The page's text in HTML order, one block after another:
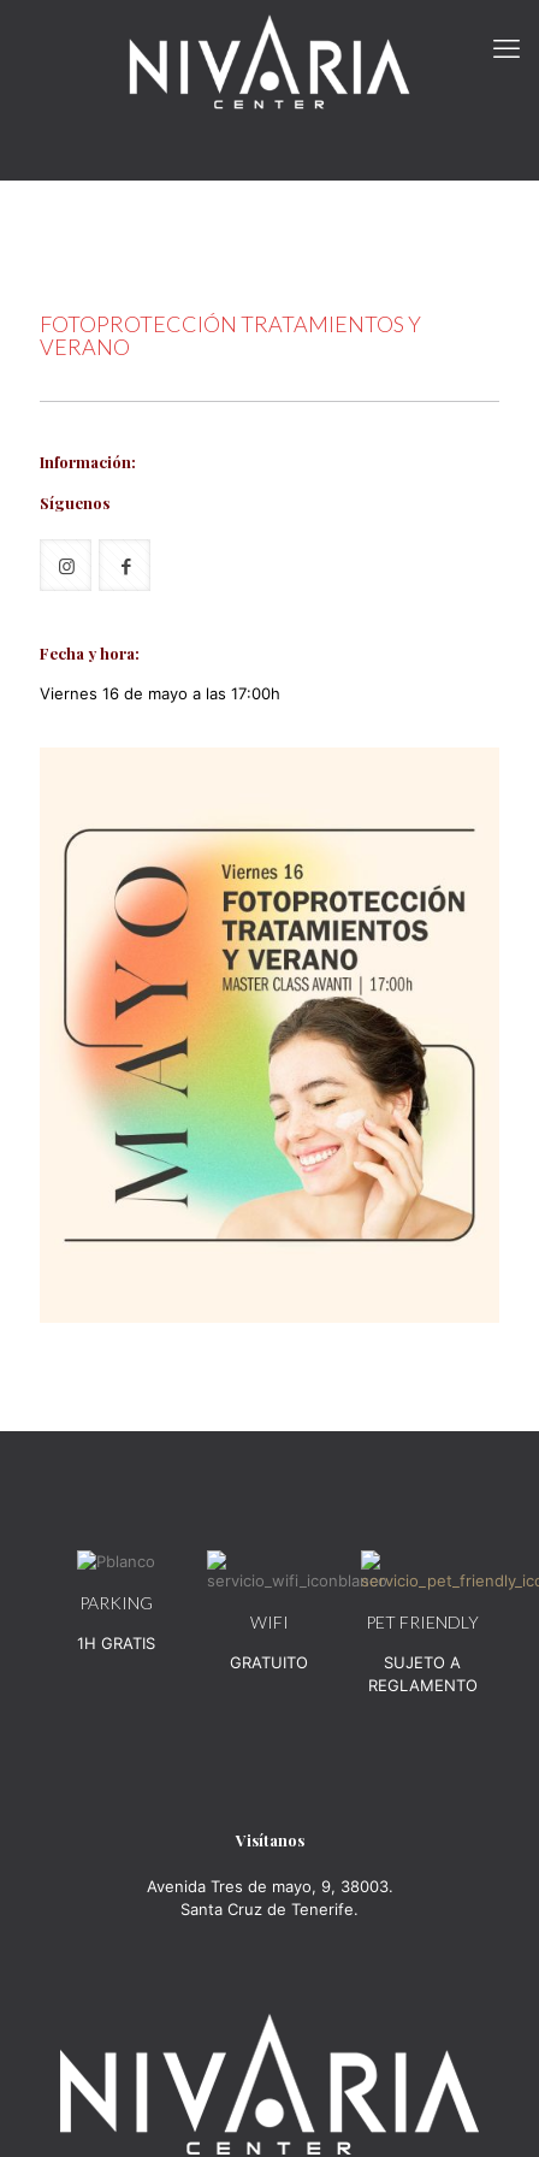
FOTOPROTECCIÓN TRATAMIENTOS Y
VERANO
Información:
Síguenos
Fecha y hora:
Viernes 16 de mayo a las 17:00h
PARKING
1H GRATIS
WIFI
GRATUITO
PET FRIENDLY
SUJETO A
REGLAMENTO
Visítanos
Avenida Tres de mayo, 9, 38003.
Santa Cruz de Tenerife.